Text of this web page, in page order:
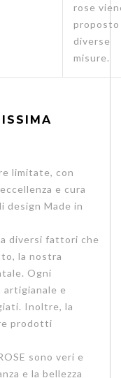
rose
diverse
misure.
limitate, con
e cura
design Made in
diversi fattori che
la nostra
Ogni
e
Inoltre, la
prodotti
sono veri e
e la bellezza